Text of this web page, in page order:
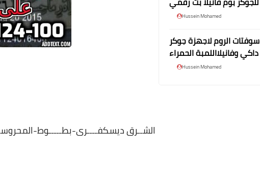
Hussein Mohamed
سوفتات الروم لاجهزة جوكر
داكي وفانيلااللمبة الحمراء
Hussein Mohamed